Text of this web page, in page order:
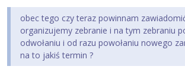
obec tego czy teraz powinnam
organizujemy zebranie i na tym zebraniu
odwołaniu i od razu powołaniu nowego
na to jakiś termin ?